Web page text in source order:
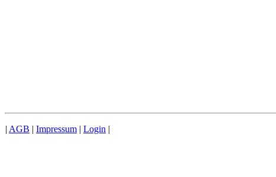
| AGB | Impressum | Login |